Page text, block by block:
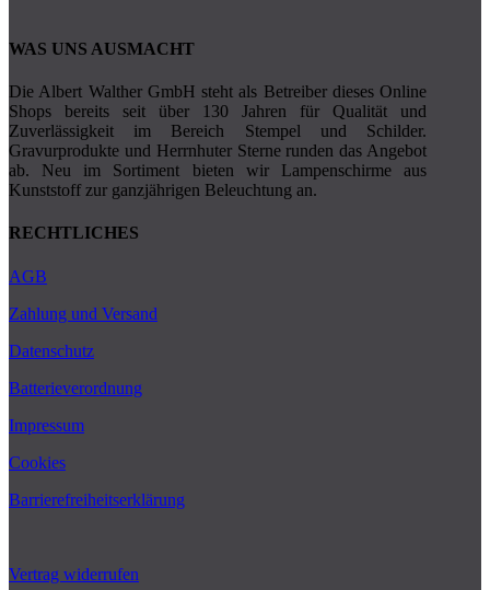
WAS UNS AUSMACHT
Die Albert Walther GmbH steht als Betreiber dieses Online
Shops bereits seit über 130 Jahren für Qualität und
Zuverlässigkeit im Bereich Stempel und Schilder.
Gravurprodukte und Herrnhuter Sterne runden das Angebot
ab. Neu im Sortiment bieten wir Lampenschirme aus
Kunststoff zur ganzjährigen Beleuchtung an.
RECHTLICHES
AGB
Zahlung und Versand
Datenschutz
Batterieverordnung
Impressum
Cookies
Barrierefreiheitserklärung
Vertrag widerrufen